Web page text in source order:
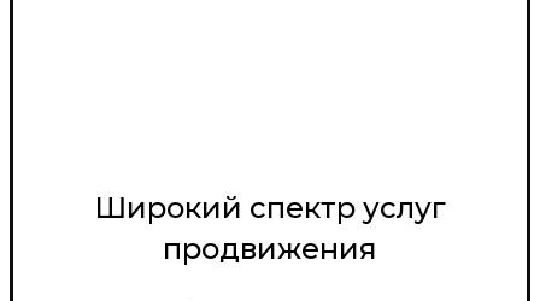
Широкий спектр услуг
продвижения